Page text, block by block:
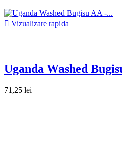
 Vizualizare rapida
Uganda Washed
71,25 lei